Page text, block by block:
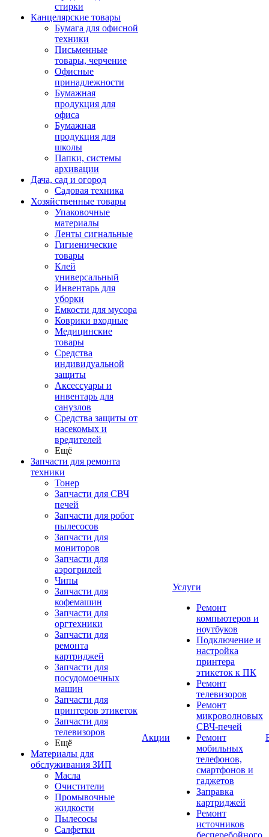
стирки
Канцелярские товары
Бумага для офисной
техники
Письменные
товары, черчение
Офисные
принадлежности
Бумажная
продукция для
офиса
Бумажная
продукция для
школы
Папки, системы
архивации
Дача, сад и огород
Садовая техника
Хозяйственные товары
Упаковочные
материалы
Ленты сигнальные
Гигиенические
товары
Клей
универсальный
Инвентарь для
уборки
Емкости для мусора
Коврики входные
Медицинские
товары
Средства
индивидуальной
защиты
Аксессуары и
инвентарь для
санузлов
Средства защиты от
насекомых и
вредителей
Ещё
Запчасти для ремонта
техники
Тонер
Запчасти для СВЧ
печей
Запчасти для робот
пылесосов
Запчасти для
мониторов
Запчасти для
аэрогрилей
Чипы
Запчасти для
кофемашин
Запчасти для
оргтехники
Запчасти для
ремонта
картриджей
Запчасти для
посудомоечных
машин
Запчасти для
принтеров этикеток
Запчасти для
телевизоров
Ещё
Материалы для
обслуживания ЗИП
Масла
Очистители
Промывочные
жидкости
Пылесосы
Салфетки
Акции
Услуги
Ремонт
компьютеров и
ноутбуков
Подключение и
настройка
принтера
этикеток к ПК
Ремонт
телевизоров
Ремонт
микроволновых
СВЧ-печей
Ремонт
мобильных
телефонов,
смартфонов и
гаджетов
Заправка
картриджей
Ремонт
источников
бесперебойного